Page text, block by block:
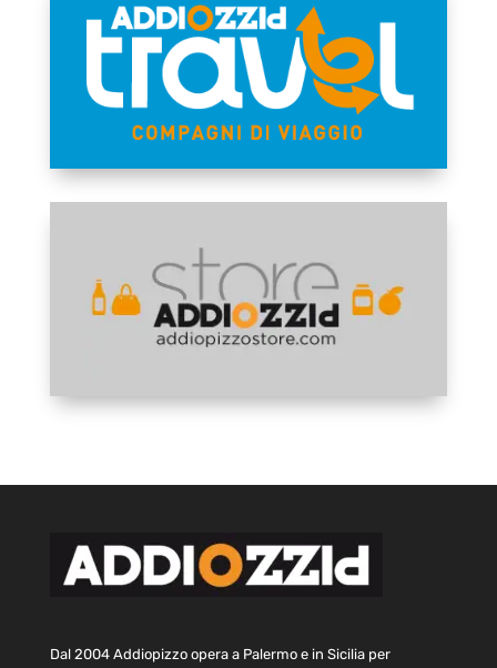
Dal 2004 Addiopizzo opera a Palermo e in Sicilia per